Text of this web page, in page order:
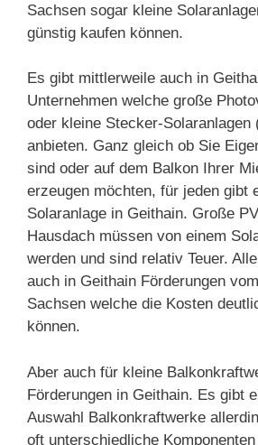
Sachsen sogar kleine
günstig kaufen können.
Es gibt mittlerweile auch in
Unternehmen welche große
oder kleine Stecker-Solaranlagen
anbieten. Ganz gleich ob Sie
sind oder auf dem Balkon Ihrer
erzeugen möchten, für jeden gibt
Solaranlage in Geithain. Große
Hausdach müssen von einem
werden und sind relativ Teuer.
auch in Geithain Förderungen
Sachsen welche die Kosten
können.
Aber auch für kleine
Förderungen in Geithain. Es gibt
Auswahl Balkonkraftwerke
oft unterschiedliche